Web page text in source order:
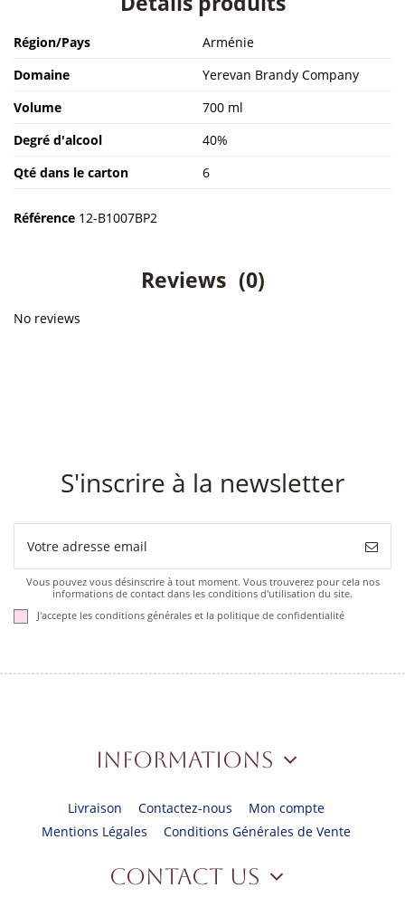
Région/Pays
Arménie
Domaine
Yerevan Brandy Company
Volume
700 ml
Degré d'alcool
40%
Qté dans le carton
6
Référence 12-B1007BP2
Reviews (0)
No reviews
S'inscrire à la newsletter
Vous pouvez vous désinscrire à tout moment. Vous trouverez pour cela nos
informations de contact dans les conditions d'utilisation du site.
J'accepte les conditions générales et la politique de confidentialité
Informations
Livraison Contactez-nous
Mon compte
Mentions Légales
Conditions Générales de Vente
Contact us